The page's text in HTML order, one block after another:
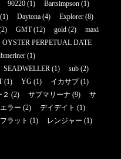
90220 (1) Bartsimpson (1)
(1) Daytona (4) Explorer (8)
GMT(12) gold (2)
maxi
OYSTER PERPETUAL DATE
(1)
SEADWELLER (1) sub (2)
(1) YG (1) イカサブ (1)
(2) サブマリーナ (9)
サ
ラー (2) デイデイト (1)
ラット (1) レンジャー (1)